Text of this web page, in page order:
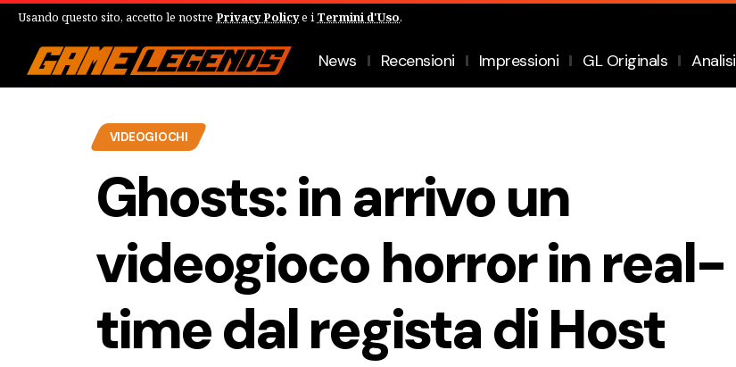
Usando questo sito, accetto le nostre Privacy Policye i Termini d'Uso.
News Recensioni Impressioni GL Originals Analisi
VIDEOGIOCHI
Ghosts: in arrivo un
videogioco horror in real-
time dal regista di Host